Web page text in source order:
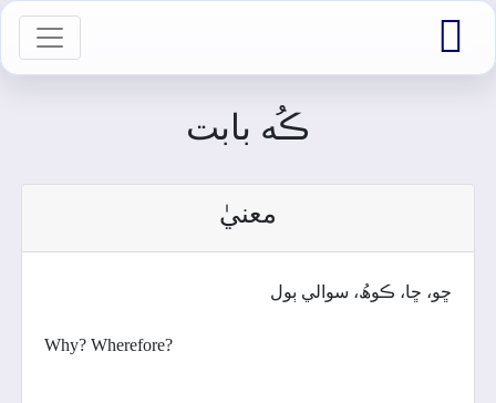

ڪُه بابت
معنيٰ
ڇو، ڇا، ڪوھُ، سوالي ٻول
Why? Wherefore?